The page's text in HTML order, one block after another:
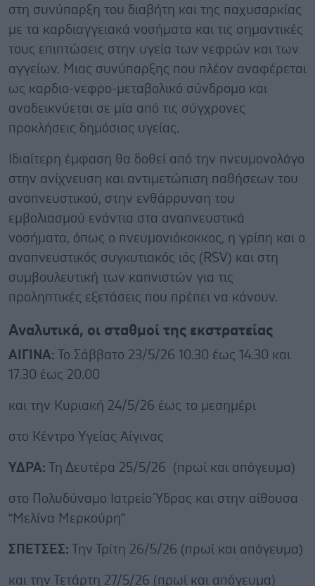
στη συνύπαρξη του διαβήτη και της παχυσαρκίας
με τα καρδιαγγειακά νοσήματα και τις σημαντικές
τους επιπτώσεις στην υγεία των νεφρών και των
αγγείων. Μιας συνύπαρξης που πλέον αναφέρεται
ως καρδιο-νεφρο-μεταβολικό σύνδρομο και
αναδεικνύεται σε μία από τις σύγχρονες
προκλήσεις δημόσιας υγείας.
Ιδιαίτερη έμφαση θα δοθεί από την πνευμονολόγο
στην ανίχνευση και αντιμετώπιση παθήσεων του
αναπνευστικού, στην ενθάρρυνση του
εμβολιασμού ενάντια στα αναπνευστικά
νοσήματα, όπως ο πνευμονιόκοκκος, η γρίπη και ο
αναπνευστικός συγκυτιακός ιός (RSV) και στη
συμβουλευτική των καπνιστών για τις
προληπτικές εξετάσεις που πρέπει να κάνουν.
Αναλυτικά, οι σταθμοί της εκστρατείας
ΑΙΓΙΝΑ: Το Σάββατο 23/5/26 10.30 έως 14.30 και
17.30 έως 20.00
και την Κυριακή 24/5/26 έως το μεσημέρι
στο Κέντρο Υγείας Αίγινας
ΥΔΡΑ: Τη Δευτέρα 25/5/26 (πρωί και απόγευμα)
στο Πολυδύναμο Ιατρείο Ύδρας και στην αίθουσα
“Μελίνα Μερκούρη”
ΣΠΕΤΣΕΣ: Την Τρίτη 26/5/26 (πρωί και απόγευμα)
και την Τετάρτη 27/5/26 (πρωί και απόγευμα)